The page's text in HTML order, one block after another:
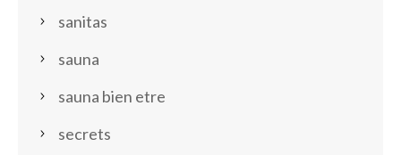
sanitas
sauna
sauna bien etre
secrets